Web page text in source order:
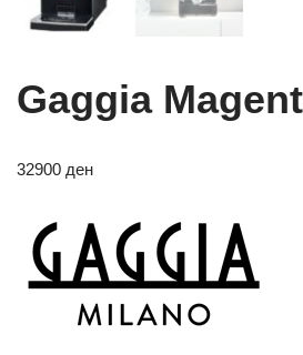
Gaggia
32900 ден